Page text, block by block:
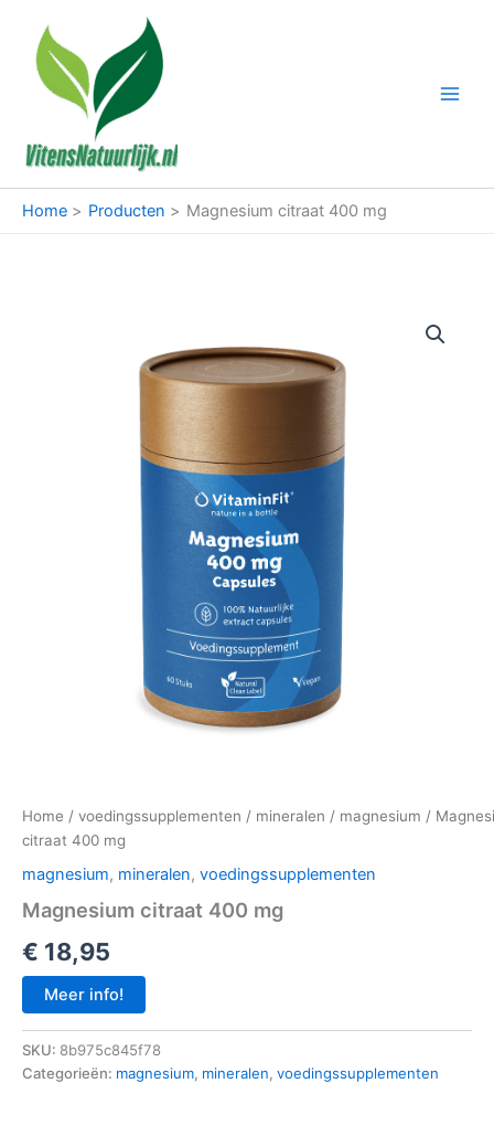
inhoud
Home Producten Magnesium citraat 400 mg
Home / voedingssupplementen / mineralen / magnesium /
citraat 400 mg
magnesium, mineralen, voedingssupplementen
Magnesium citraat 400 mg
€ 18,95
Meer info!
SKU: 8b975c845f78
Categorieën: magnesium, mineralen, voedingssupplementen